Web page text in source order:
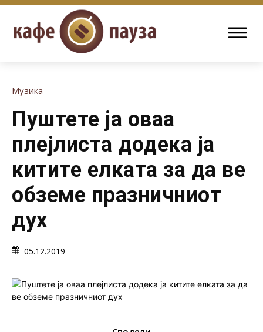
Музика
Пуштете ја оваа
плејлиста додека ја
китите елката за да ве
обземе празничниот
дух
05.12.2019